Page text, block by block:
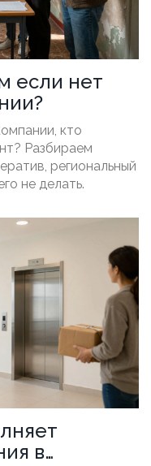
если нет
кто
Разбираем
региональный
не делать.
в